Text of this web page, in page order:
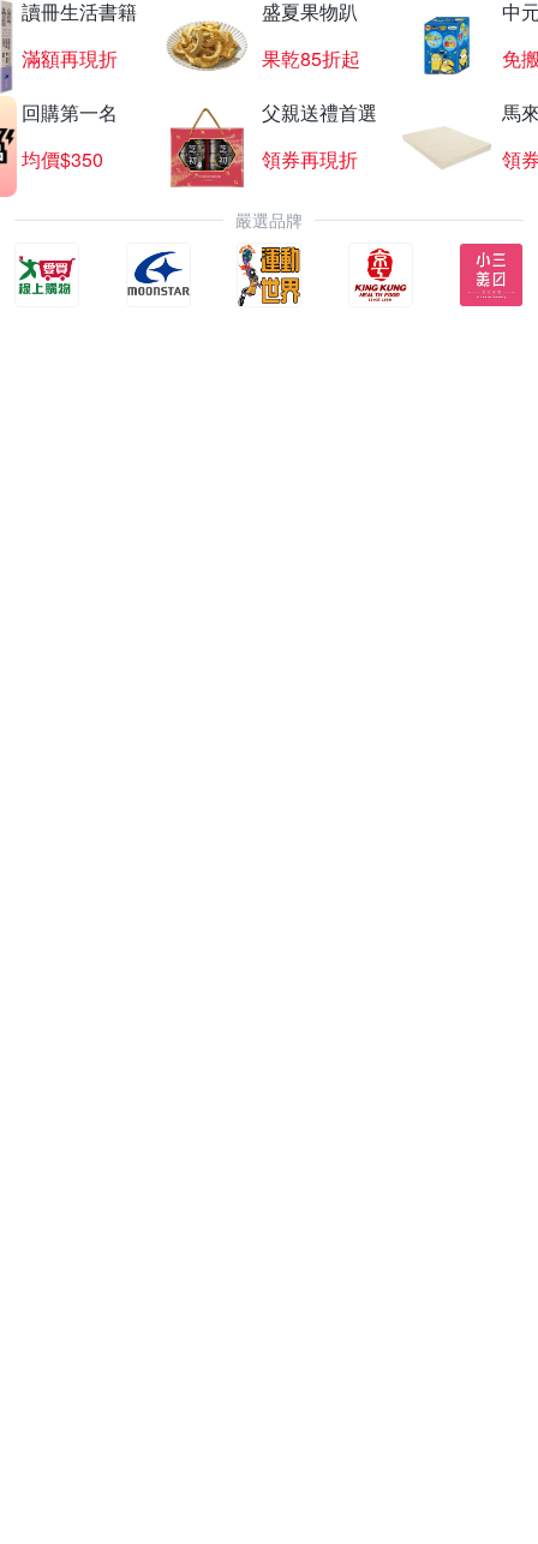
讀冊生活書籍
滿額再現折
盛夏果物趴
果乾85折起
中
免
回購第一名
均價$350
父親送禮首選
領券再現折
馬
領
嚴選品牌